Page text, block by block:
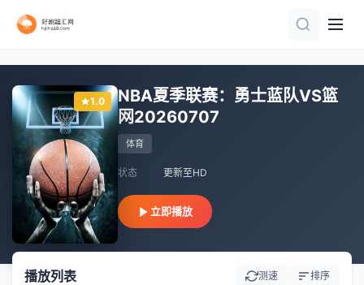
1.0
NBA夏季联赛：勇士蓝队VS篮
网20260707
体育
状态 更新至HD
立即播放
播放列表 测速 排序
正片
更新国语
正片
正片
HD
更新国语
正片
正片
20260801